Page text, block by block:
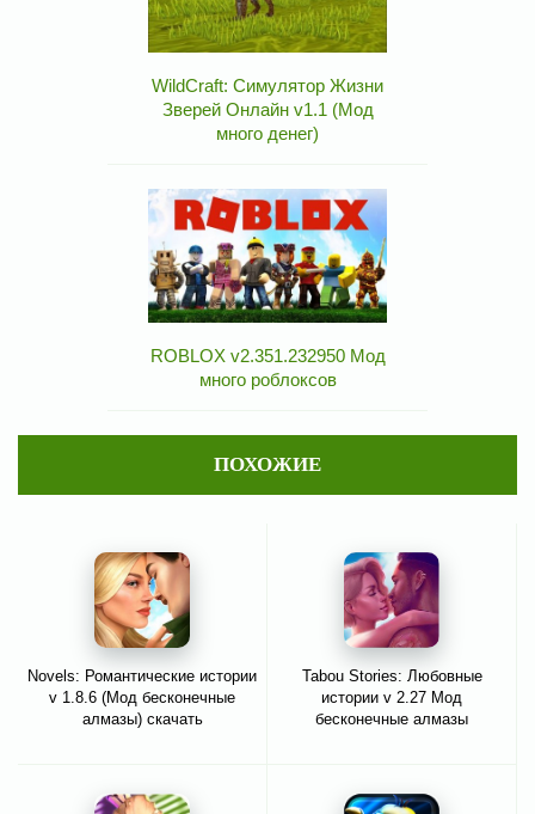
WildCraft: Симулятор Жизни
Зверей Онлайн v1.1 (Мод
много денег)
ROBLOX v2.351.232950 Мод
много роблоксов
ПОХОЖИЕ
Novels: Романтические истории
v 1.8.6 (Мод бесконечные
алмазы) скачать
Tabou Stories: Любовные
истории v 2.27 Мод
бесконечные алмазы